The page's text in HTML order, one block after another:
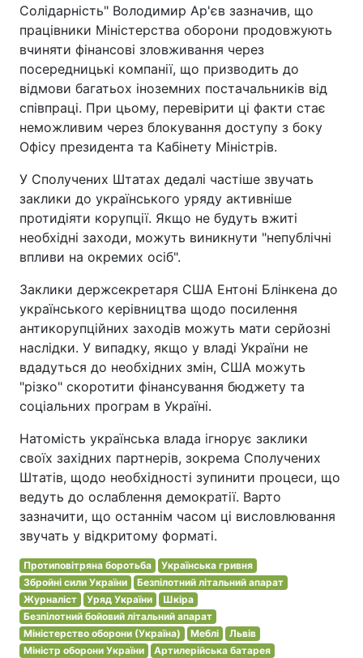
Солідарність" Володимир Ар'єв зазначив, що
працівники Міністерства оборони продовжують
вчиняти фінансові зловживання через
посередницькі компанії, що призводить до
відмови багатьох іноземних постачальників від
співпраці. При цьому, перевірити ці факти стає
неможливим через блокування доступу з боку
Офісу президента та Кабінету Міністрів.
У Сполучених Штатах дедалі частіше звучать
заклики до українського уряду активніше
протидіяти корупції. Якщо не будуть вжиті
необхідні заходи, можуть виникнути "непублічні
впливи на окремих осіб".
Заклики держсекретаря США Ентоні Блінкена до
українського керівництва щодо посилення
антикорупційних заходів можуть мати серйозні
наслідки. У випадку, якщо у владі України не
вдадуться до необхідних змін, США можуть
"різко" скоротити фінансування бюджету та
соціальних програм в Україні.
Натомість українська влада ігнорує заклики
своїх західних партнерів, зокрема Сполучених
Штатів, щодо необхідності зупинити процеси, що
ведуть до ослаблення демократії. Варто
зазначити, що останнім часом ці висловлювання
звучать у відкритому форматі.
Протиповітряна боротьба
Українська гривня
Збройні сили України
Безпілотний літальний апарат
Журналіст
Уряд України
Шкіра
Безпілотний бойовий літальний апарат
Міністерство оборони (Україна)
Меблі
Львів
Міністр оборони України
Артилерійська батарея